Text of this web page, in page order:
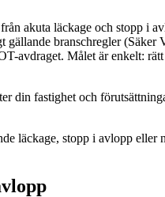
akuta läckage och stopp i
branschregler (Säker
avdraget. Målet är enkelt:
din fastighet och
läckage, stopp i avlopp eller